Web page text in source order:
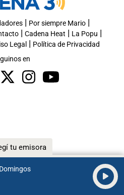
tu emisora
| Por siempre Mario|
| Cadena Heat | La Popu |
Legal | Política de Privacidad
en